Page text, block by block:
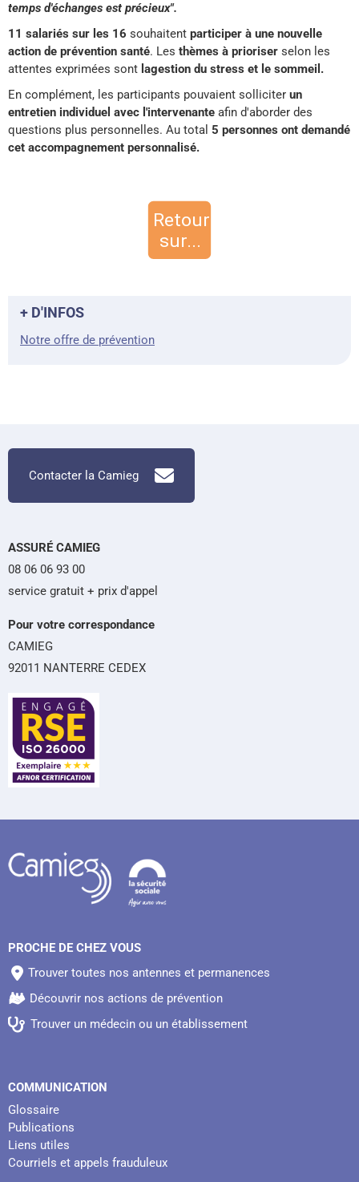
temps d'échanges est précieux".
11 salariés sur les 16 souhaitent participer à une nouvelle
action de prévention santé. Les thèmes à prioriser selon les
attentes exprimées sont lagestion du stress et le sommeil.
En complément, les participants pouvaient solliciter un
entretien individuel avec l'intervenante afin d'aborder des
questions plus personnelles. Au total 5 personnes ont demandé
cet accompagnement personnalisé.
+ D'INFOS
Notre offre de prévention
Contacter la Camieg
ASSURÉ CAMIEG
08 06 06 93 00
service gratuit + prix d'appel
Pour votre correspondance
CAMIEG
92011 NANTERRE CEDEX
PROCHE DE CHEZ VOUS
Trouver toutes nos antennes et permanences
Découvrir nos actions de prévention
Trouver un médecin ou un établissement
COMMUNICATION
Glossaire
Publications
Liens utiles
Courriels et appels frauduleux